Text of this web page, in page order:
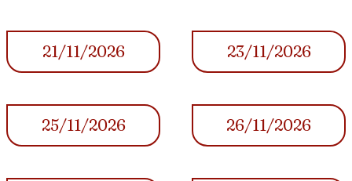
21/11/2026 23/11/2026
25/11/2026 26/11/2026